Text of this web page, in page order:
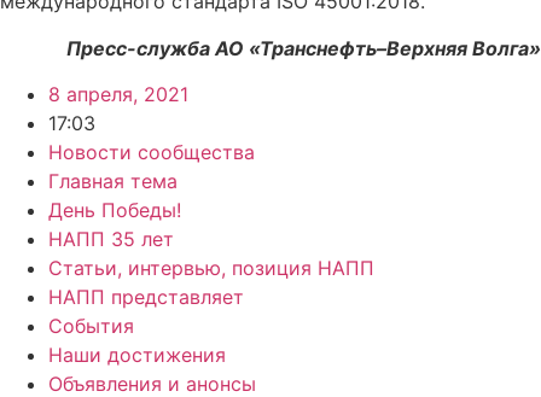
Пресс-служба АО «Транснефть–Верхняя Волга»
8 апреля, 2021
17:03
Новости сообщества
Главная тема
День Победы!
НАПП 35 лет
Статьи, интервью, позиция НАПП
НАПП представляет
События
Наши достижения
Объявления и анонсы